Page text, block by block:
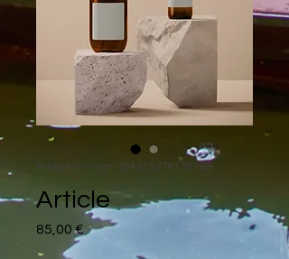
Artikelnummer: 364215376135199
Article
85,00 € Preis